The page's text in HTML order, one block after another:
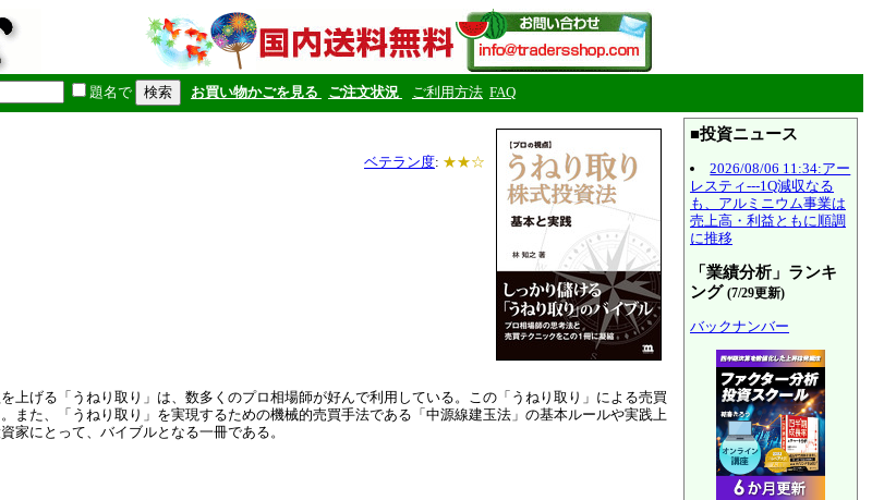
題名で お買い物かごを見る ご注文状況 ご利用方法 FAQ
ベテラン度: ★★☆
上げる「うねり取り」は、数多くのプロ相場師が好んで利用している。この「うねり取り」による売買
また、「うねり取り」を実現するための機械的売買手法である「中源線建玉法」の基本ルールや実践上
家にとって、バイブルとなる一冊である。
■投資ニュース
2026/08/06 11:34:アー
レスティ---1Q減収なる
も、アルミニウム事業は
売上高・利益ともに順調
に推移
「業績分析」ランキ
ング (7/29更新)
バックナンバー